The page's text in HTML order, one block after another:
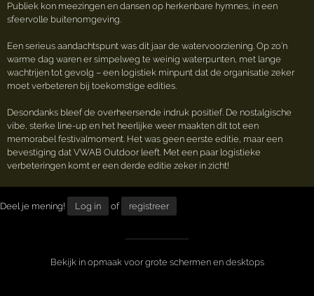
Publiek kon meezingen en dansen op herkenbare hymnes, in een
sfeervolle buitenomgeving.
Een serieus aandachtspunt was dit jaar de watervoorziening. Op zo’n
warme dag waren er simpelweg te weinig waterpunten, met lange
wachtrijen tot gevolg – een logistiek minpunt dat de organisatie zeker
moet verbeteren bij toekomstige edities.
Desondanks bleef de overheersende indruk positief. De nostalgische
vibe, sterke line-up en het heerlijke weer maakten dit tot een
memorabel festivalmoment. Het was geen eerste editie, maar een
bevestiging dat VWAB Outdoor leeft. Met een paar logistieke
verbeteringen komt er een derde editie zeker in zicht!
Deel je mening! Log in of registreer
Bekijk in opmaak voor grote schermen en desktops